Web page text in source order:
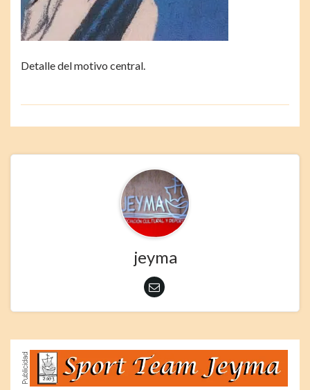
Detalle del motivo central.
jeyma